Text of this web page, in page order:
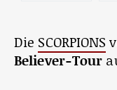
Die SCORPIONS
Believer-Tour